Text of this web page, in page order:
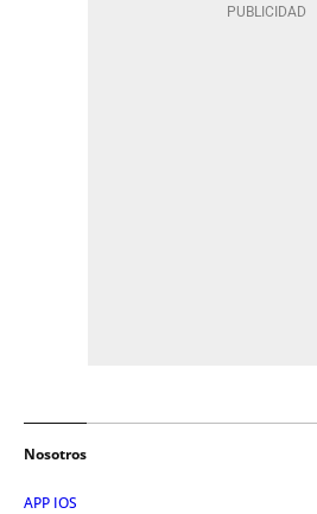
Nosotros
APP IOS